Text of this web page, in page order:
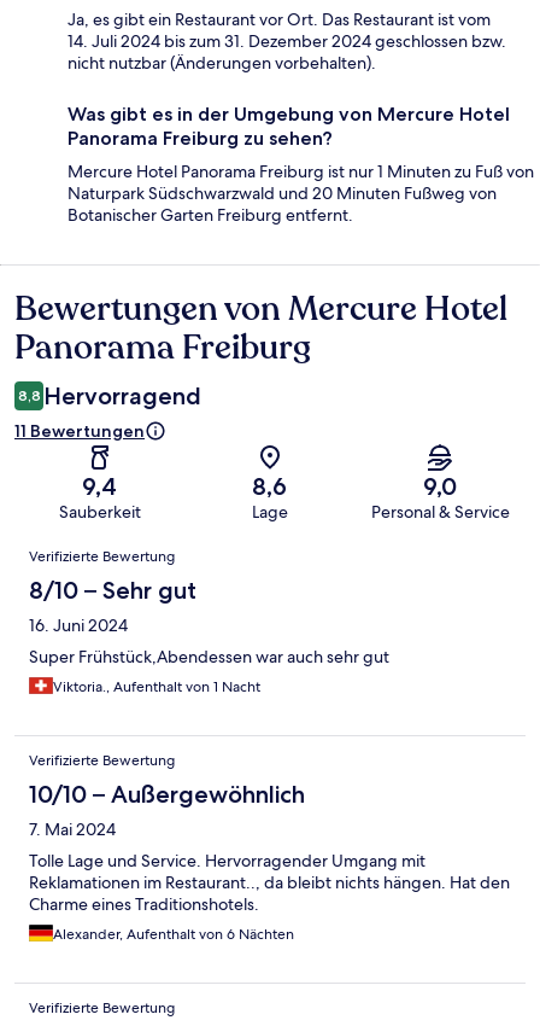
Ja, es gibt ein Restaurant vor Ort. Das Restaurant ist vom
14. Juli 2024 bis zum 31. Dezember 2024 geschlossen bzw.
nicht nutzbar (Änderungen vorbehalten).
Was gibt es in der Umgebung von Mercure Hotel
Panorama Freiburg zu sehen?
Mercure Hotel Panorama Freiburg ist nur 1 Minuten zu Fuß von
Naturpark Südschwarzwald und 20 Minuten Fußweg von
Botanischer Garten Freiburg entfernt.
Bewertungen
Bewertungen von Mercure Hotel
Panorama Freiburg
8,8 Hervorragend
11 Bewertungen
9,4
Sauberkeit
8,6
Lage
9,0
Personal & Service
Bewertungen
Verifizierte Bewertung
8/10 – Sehr gut
16. Juni 2024
Super Frühstück,Abendessen war auch sehr gut
Viktoria., Aufenthalt von 1 Nacht
Verifizierte Bewertung
10/10 – Außergewöhnlich
7. Mai 2024
Tolle Lage und Service. Hervorragender Umgang mit
Reklamationen im Restaurant.., da bleibt nichts hängen. Hat den
Charme eines Traditionshotels.
Alexander, Aufenthalt von 6 Nächten
Verifizierte Bewertung